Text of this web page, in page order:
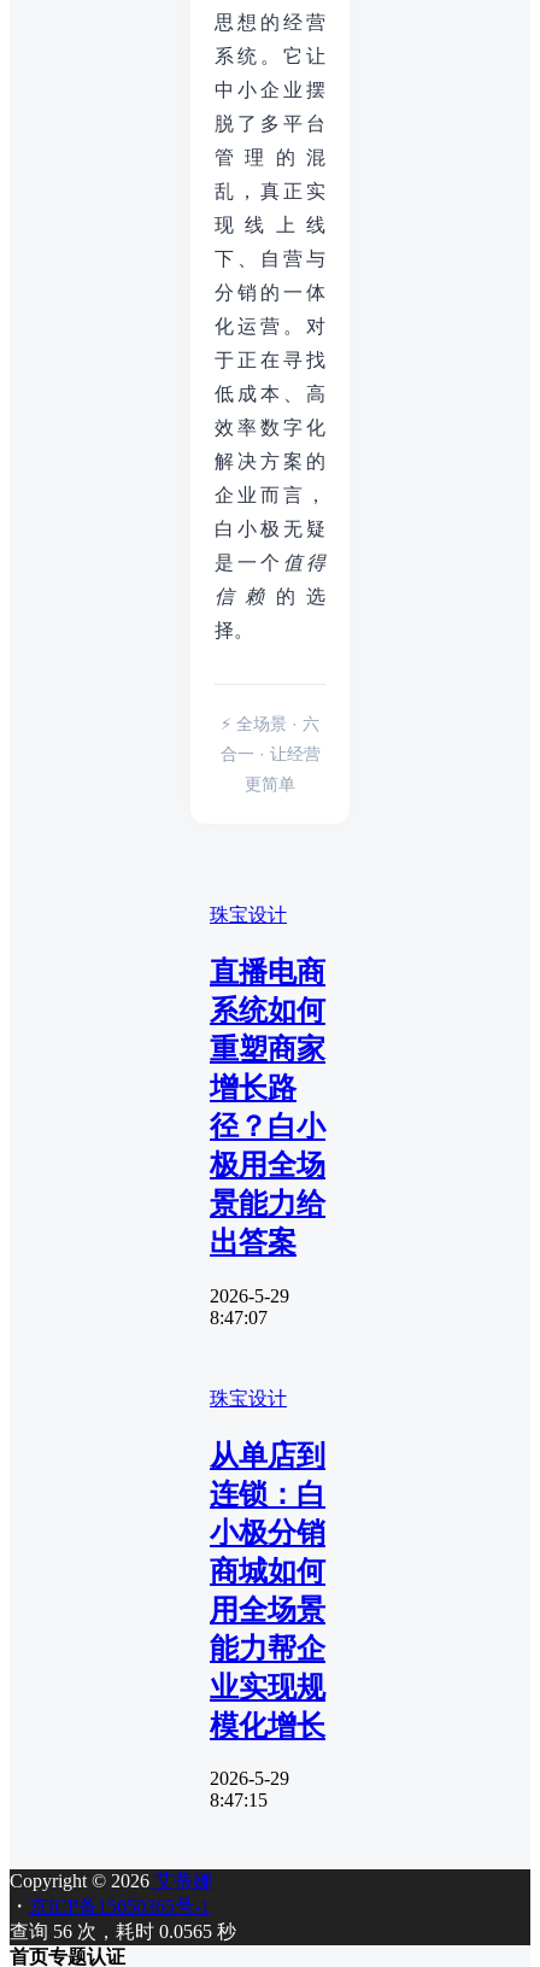
思想的经营
系统。它让
中小企业摆
脱了多平台
管理的混
乱，真正实
现线上线
下、自营与
分销的一体
化运营。对
于正在寻找
低成本、高
效率数字化
解决方案的
企业而言，
白小极无疑
是一个 值得
信赖 的选
择。
⚡ 全场景 · 六
合一 · 让经营
更简单
珠宝设计
直播电商
系统如何
重塑商家
增长路
径？白小
极用全场
景能力给
出答案
2026-5-29
8:47:07
珠宝设计
从单店到
连锁：白
小极分销
商城如何
用全场景
能力帮企
业实现规
模化增长
2026-5-29
8:47:15
Copyright © 2026 艾蒂娜
・ 京ICP备15050365号-1
查询 56 次，耗时 0.0565 秒
首页专题认证